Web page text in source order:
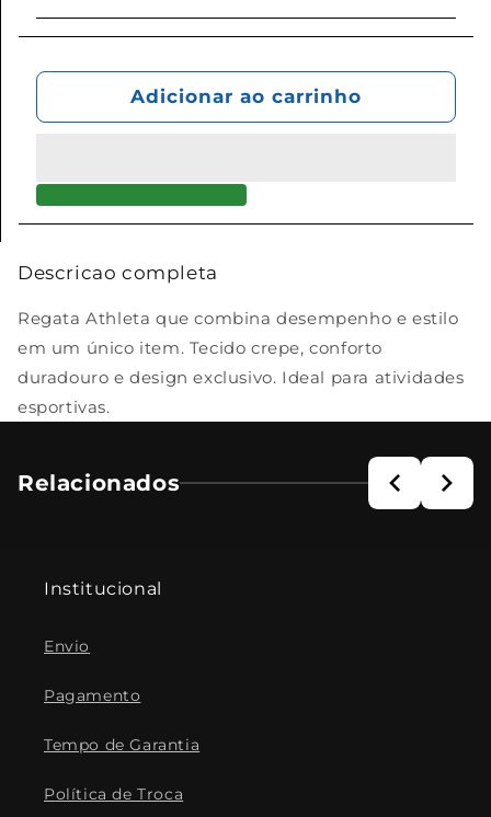
Adicionar ao carrinho
Descricao completa
Regata Athleta que combina desempenho e estilo
em um único item. Tecido crepe, conforto
duradouro e design exclusivo. Ideal para atividades
esportivas.
Relacionados
Institucional
Envio
Pagamento
Tempo de Garantia
Política de Troca